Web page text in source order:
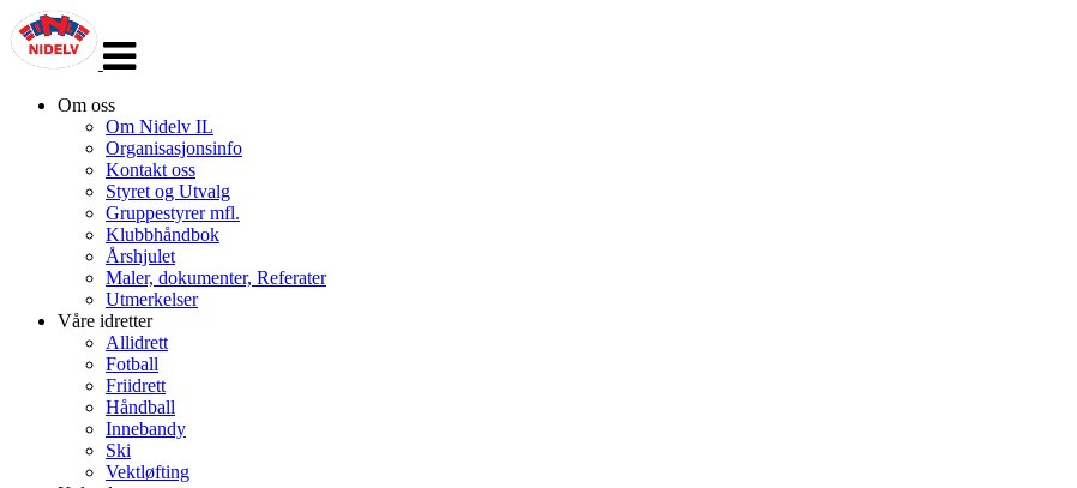
navigasjon
Om oss
Om Nidelv IL
Organisasjonsinfo
Kontakt oss
Styret og Utvalg
Gruppestyrer mfl.
Klubbhåndbok
Årshjulet
Maler, dokumenter, Referater
Utmerkelser
Våre idretter
Allidrett
Fotball
Friidrett
Håndball
Innebandy
Ski
Vektløfting